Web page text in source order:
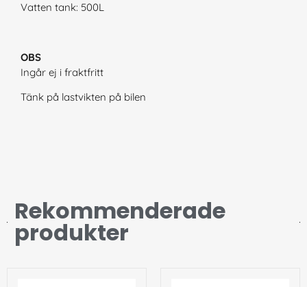
Vatten tank: 500L
OBS
Ingår ej i fraktfritt
Tänk på lastvikten på bilen
Rekommenderade
produkter